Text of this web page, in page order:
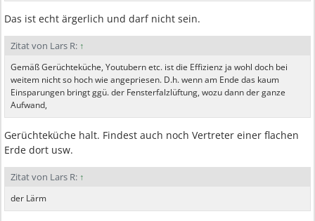
Das ist echt ärgerlich und darf nicht sein.
Zitat von Lars R: ↑
Gemäß Gerüchteküche, Youtubern etc. ist die Effizienz ja wohl doch bei
weitem nicht so hoch wie angepriesen. D.h. wenn am Ende das kaum
Einsparungen bringt ggü. der Fensterfalzlüftung, wozu dann der ganze
Aufwand,
Gerüchteküche halt. Findest auch noch Vertreter einer flachen
Erde dort usw.
Zitat von Lars R: ↑
der Lärm